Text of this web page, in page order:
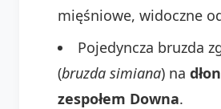
mięśniowe, widoczne
Pojedyncza bruzda
(bruzda simiana) na
zespołem Downa.